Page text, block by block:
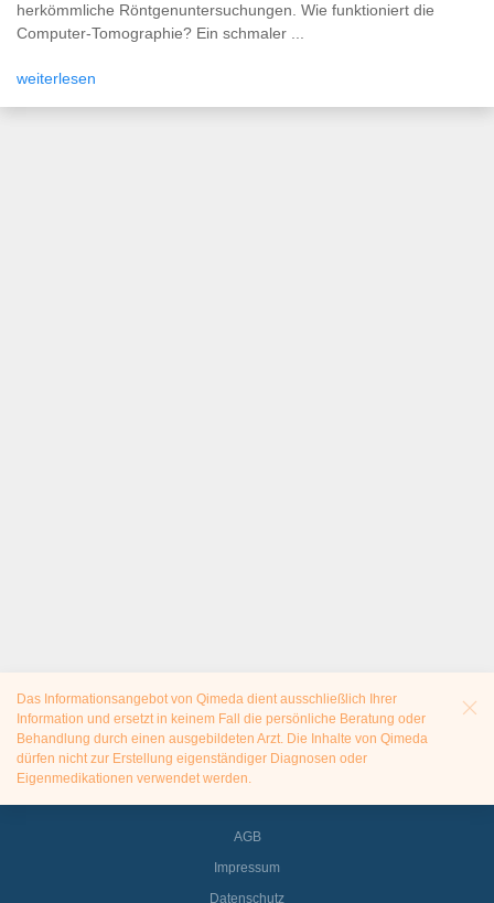
herkömmliche Röntgenuntersuchungen. Wie funktioniert die
Computer-Tomographie? Ein schmaler ...
weiterlesen
Das Informationsangebot von Qimeda dient ausschließlich Ihrer
Information und ersetzt in keinem Fall die persönliche Beratung oder
Behandlung durch einen ausgebildeten Arzt. Die Inhalte von Qimeda
dürfen nicht zur Erstellung eigenständiger Diagnosen oder
Eigenmedikationen verwendet werden.
AGB
Impressum
Datenschutz